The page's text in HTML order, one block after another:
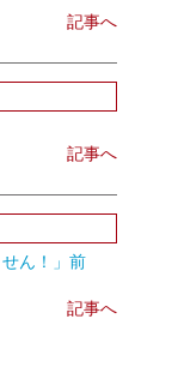
記事へ
記事へ
ん！」前
記事へ